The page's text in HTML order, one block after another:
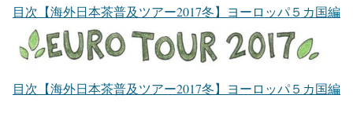
目次【海外日本茶普及ツアー2017冬】ヨーロッパ５カ国編
目次【海外日本茶普及ツアー2017冬】ヨーロッパ５カ国編